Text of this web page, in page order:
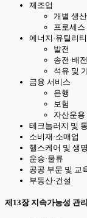
제조업
개별 생산
프로세스
에너지·유틸리티
발전
송전·배전
석유 및
금융 서비스
은행
보험
자산운용
테크놀러지 및
소비재·소매업
헬스케어 및 생
운송·물류
공공 부문 및 교
부동산·건설
제13장 지속가능성 관